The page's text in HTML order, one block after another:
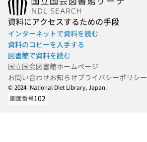
資料にアクセスするための手段
インターネットで資料を読む
資料のコピーを入手する
図書館で資料を読む
国立国会図書館ホームページ
お問い合わせお知らせプライバシーポリシー
© 2024- National Diet Library, Japan.
画面番号102